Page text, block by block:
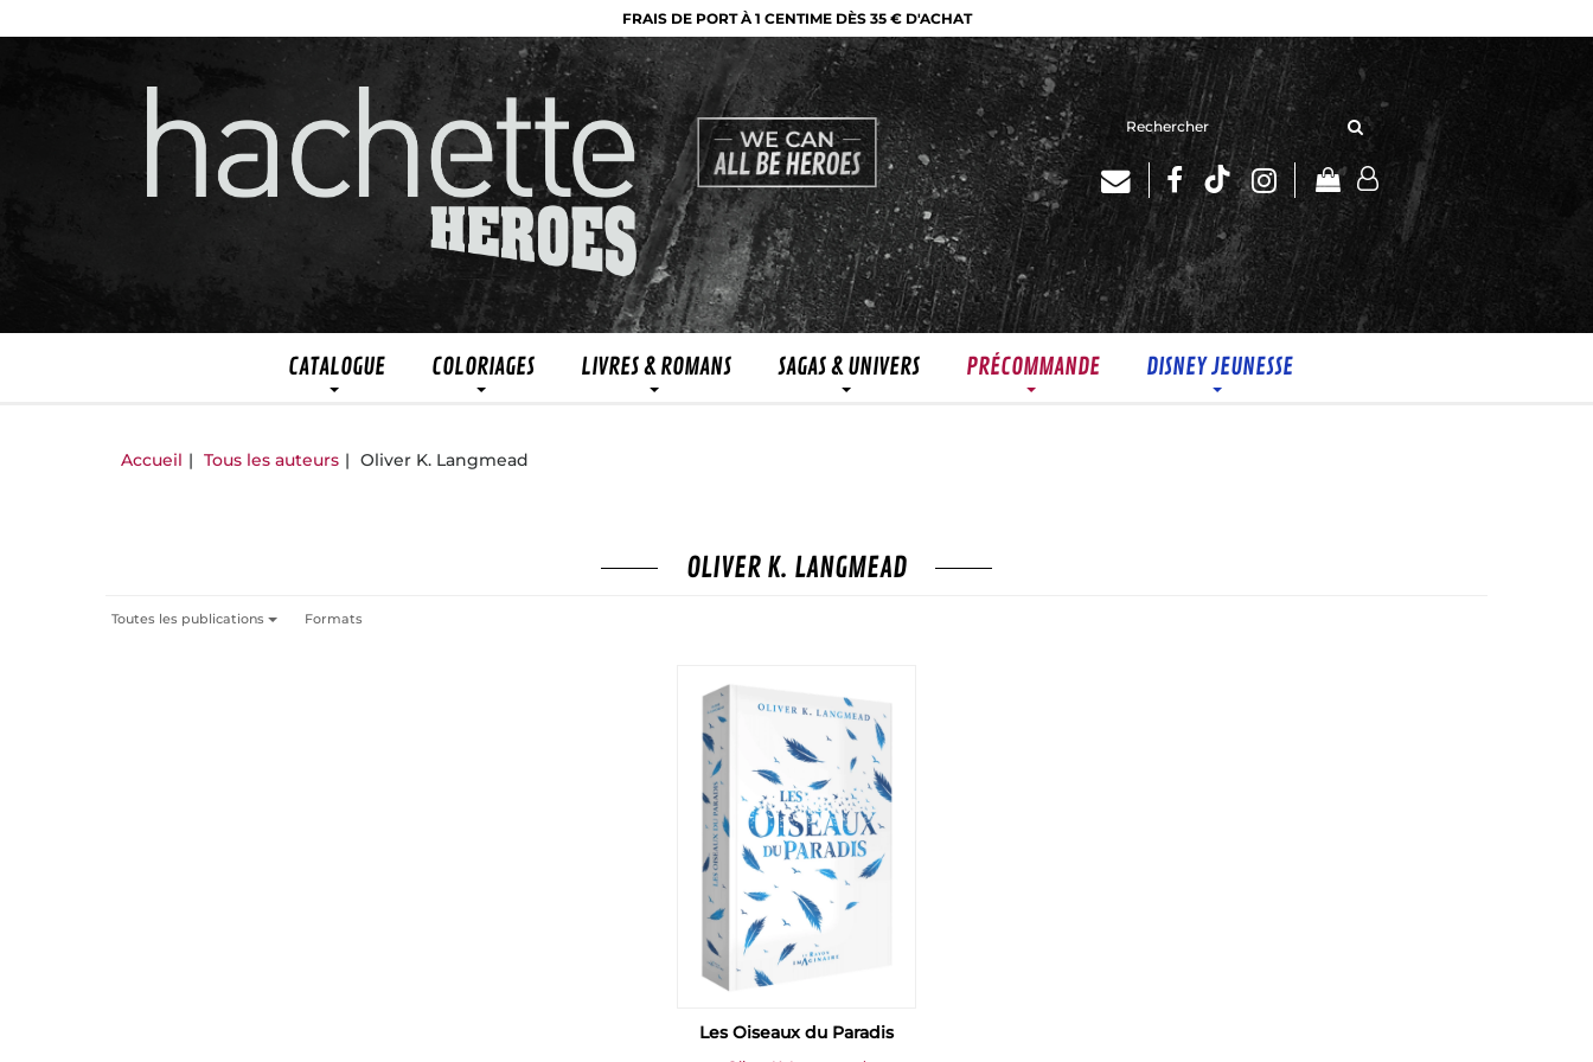
FRAIS DE PORT À 1 CENTIME DÈS 35 € D'ACHAT
Rechercher
site
CATALOGUE COLORIAGES LIVRES & ROMANS SAGAS & UNIVERS PRÉCOMMANDE DISNEY JEUNESSE
Accueil Tous les auteurs Oliver K. Langmead
OLIVER K. LANGMEAD
Toutes les publications Formats
Les Oiseaux du Paradis